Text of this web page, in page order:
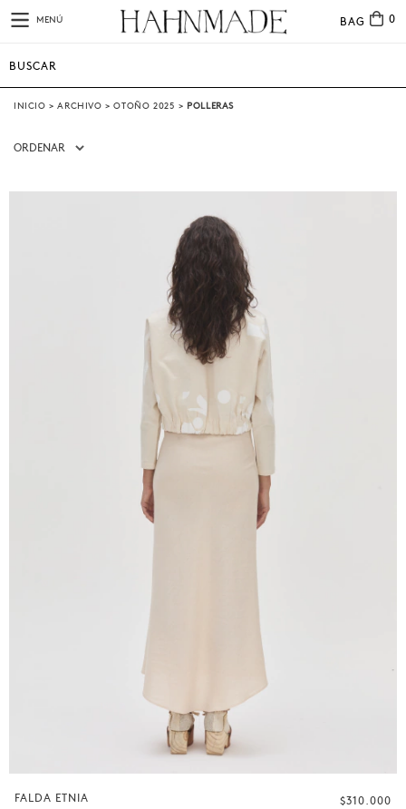
MENÚ BAG 0
INICIO > ARCHIVO > OTOÑO 2025 > POLLERAS
ORDENAR
FALDA ETNIA $310.000